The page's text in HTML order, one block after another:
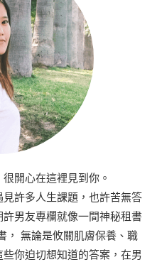
開心在這裡見到你。
許多人生課題，也許苦無答
男友專欄就像一間神秘租書
， 無論是攸關肌膚保養、職
你迫切想知道的答案，在男